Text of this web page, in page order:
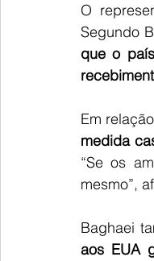
O
Segundo
que o
Em
medida
“Se os
mesmo”,
Baghaei
aos EUA